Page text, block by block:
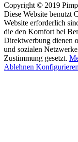
Copyright © 2019
Diese Website benutzt
Website erforderlich
die den Komfort bei
Direktwerbung dienen
und sozialen
Zustimmung gesetzt.
Ablehnen Konfigurieren